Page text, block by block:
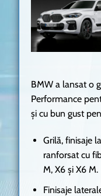
BMW a lansat o
Performance
și cu bun gust
Grilă, finisaje
ranforsat cu
M, X6 și X6 M.
Finisaje